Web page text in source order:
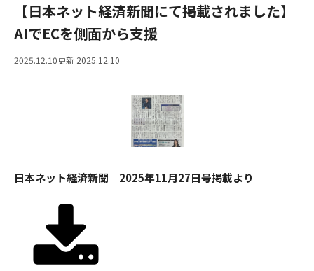
【日本ネット経済新聞にて掲載されました】
AIでECを側面から支援
2025.12.10更新 2025.12.10
日本ネット経済新聞 2025年11月27日号掲載より